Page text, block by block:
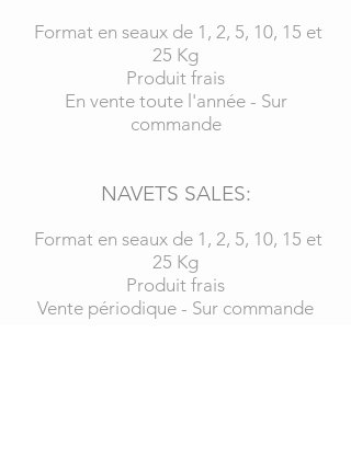
Format en seaux de 1, 2, 5, 10, 15 et
25 Kg
Produit frais
En vente toute l'année - Sur
commande
NAVETS SALES:
Format en seaux de 1, 2, 5, 10, 15 et
25 Kg
Produit frais
Vente périodique - Sur commande